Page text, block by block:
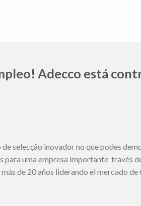
Adecco está
selecção inovador no que podes
para uma empresa importante través
de 20 años liderando el mercado